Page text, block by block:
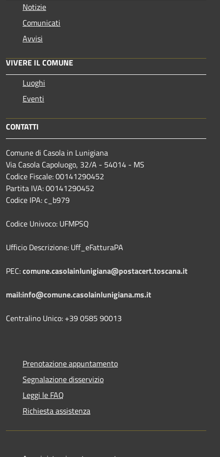
Notizie
Comunicati
Avvisi
VIVERE IL COMUNE
Luoghi
Eventi
CONTATTI
Comune di Casola in Lunigiana
Via Casola Capoluogo, 32/A - 54014 - MS
Codice Fiscale: 00141290452
Partita IVA: 00141290452
Codice IPA: c_b979
Codice Univoco: UFMPSQ
Ufficio Descrizione: Uff_eFatturaPA
PEC:comune.casolainlunigiana@postacert.toscana.it
mail:info@comune.casolainlunigiana.ms.it
Centralino Unico: +39 0585 90013
Prenotazione appuntamento
Segnalazione disservizio
Leggi le FAQ
Richiesta assistenza